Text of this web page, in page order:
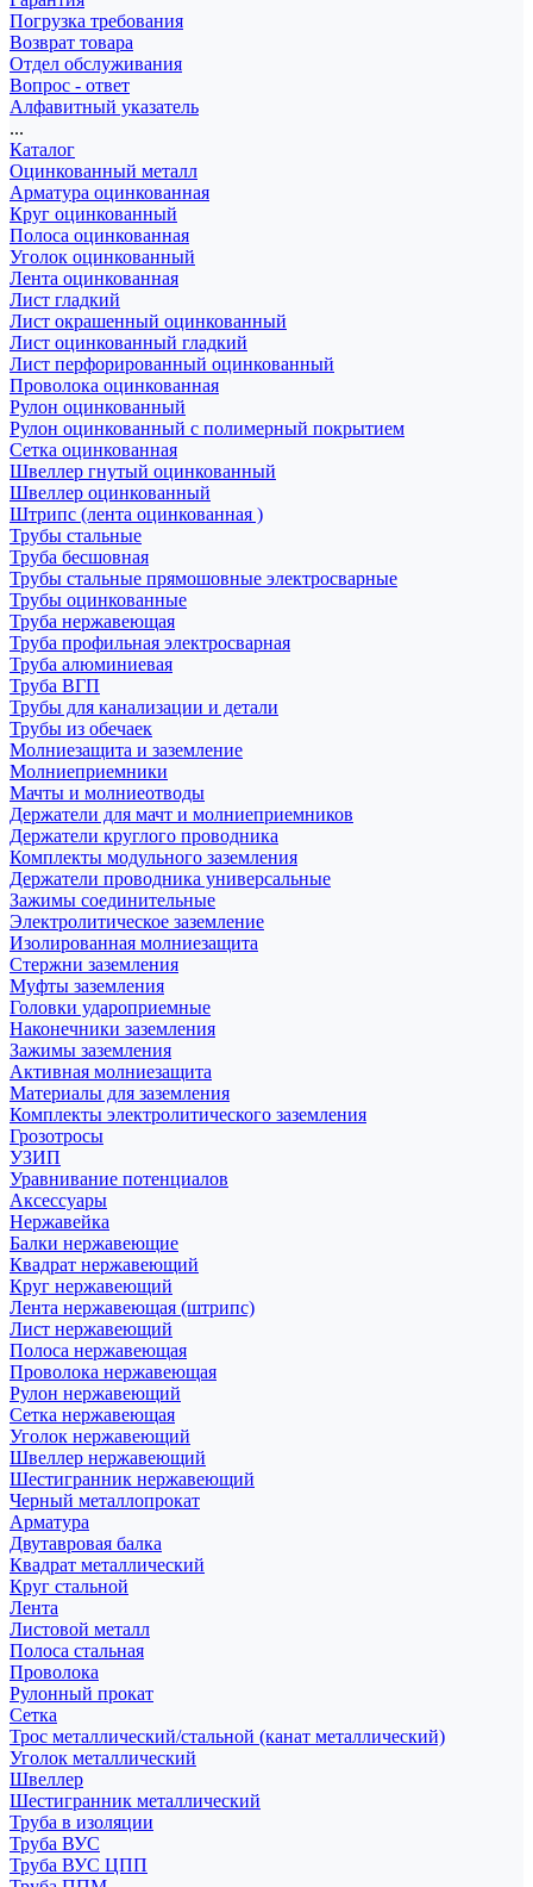
Погрузка требования
Возврат товара
Отдел обслуживания
Вопрос - ответ
Алфавитный указатель
...
Каталог
Оцинкованный металл
Арматура оцинкованная
Круг оцинкованный
Полоса оцинкованная
Уголок оцинкованный
Лента оцинкованная
Лист гладкий
Лист окрашенный оцинкованный
Лист оцинкованный гладкий
Лист перфорированный оцинкованный
Проволока оцинкованная
Рулон оцинкованный
Рулон оцинкованный с полимерный покрытием
Сетка оцинкованная
Швеллер гнутый оцинкованный
Швеллер оцинкованный
Штрипс (лента оцинкованная )
Трубы стальные
Труба бесшовная
Трубы стальные прямошовные электросварные
Трубы оцинкованные
Труба нержавеющая
Труба профильная электросварная
Труба алюминиевая
Труба ВГП
Трубы для канализации и детали
Трубы из обечаек
Молниезащита и заземление
Молниеприемники
Мачты и молниеотводы
Держатели для мачт и молниеприемников
Держатели круглого проводника
Комплекты модульного заземления
Держатели проводника универсальные
Зажимы соединительные
Электролитическое заземление
Изолированная молниезащита
Стержни заземления
Муфты заземления
Головки удароприемные
Наконечники заземления
Зажимы заземления
Активная молниезащита
Материалы для заземления
Комплекты электролитического заземления
Грозотросы
УЗИП
Уравнивание потенциалов
Аксессуары
Нержавейка
Балки нержавеющие
Квадрат нержавеющий
Круг нержавеющий
Лента нержавеющая (штрипс)
Лист нержавеющий
Полоса нержавеющая
Проволока нержавеющая
Рулон нержавеющий
Сетка нержавеющая
Уголок нержавеющий
Швеллер нержавеющий
Шестигранник нержавеющий
Черный металлопрокат
Арматура
Двутавровая балка
Квадрат металлический
Круг стальной
Лента
Листовой металл
Полоса стальная
Проволока
Рулонный прокат
Сетка
Трос металлический/стальной (канат металлический)
Уголок металлический
Швеллер
Шестигранник металлический
Труба в изоляции
Труба ВУС
Труба ВУС ЦПП